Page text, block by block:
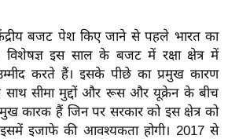
बजट पेश किए जाने से पहले भारत का
विशेषज्ञ इस साल के बजट में रक्षा क्षेत्र में
करते हैं। इसके पीछे का प्रमुख कारण
साथ सीमा मुद्दों और रूस और यूक्रेन के बीच
कारक हैं जिन पर सरकार को इस क्षेत्र को
इजाफे की आवश्यकता होगी। 2017 से